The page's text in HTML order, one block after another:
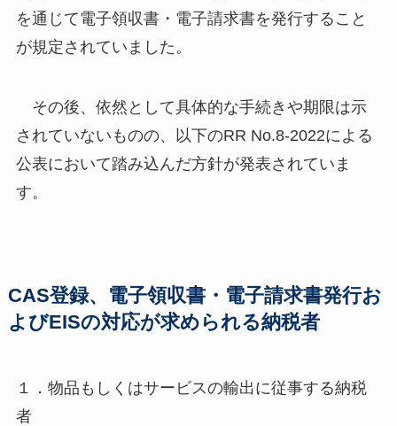
を通じて電子領収書・電子請求書を発行すること
が規定されていました。
その後、依然として具体的な手続きや期限は示
されていないものの、以下のRR No.8-2022による
公表において踏み込んだ方針が発表されていま
す。
CAS登録、電子領収書・電子請求書発行お
よびEISの対応が求められる納税者
１．物品もしくはサービスの輸出に従事する納税
者